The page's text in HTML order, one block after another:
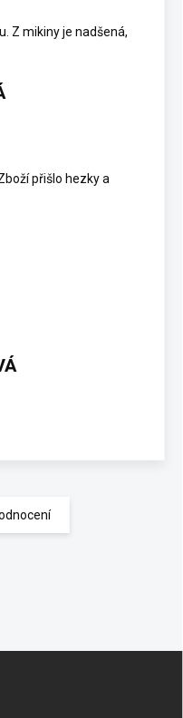
Z mikiny je nadšená,
přišlo hezky a